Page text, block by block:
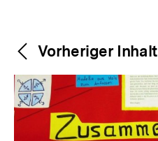
Weitere
Inhalte
Content-
Navigation
Vorheriger Inhalt